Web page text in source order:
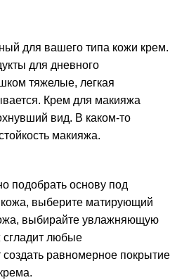
для вашего типа кожи крем.
для дневного
тяжелые, легкая
Крем для макияжа
вид. В каком-то
макияжа.
подобрать основу под
выберите матирующий
выбирайте увлажняющую
сгладит любые
равномерное покрытие